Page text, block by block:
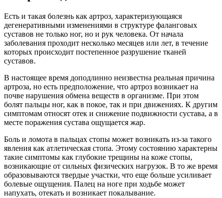
Есть и такая болезнь как артроз, характеризующаяся
дегенеративными изменениями в структуре фаланговых
суставов не только ног, но и рук человека. От начала
заболевания проходит несколько месяцев или лет, в течение
которых происходит постепенное разрушение тканей
суставов.
В настоящее время доподлинно неизвестна реальная причина
артроза, но есть предположение, что артроз возникает на
почве нарушения обмена веществ в организме. При этом
болят пальцы ног, как в покое, так и при движениях. К другим
симптомам относят отек и снижение подвижности сустава, а в
месте поражения сустава ощущается жар.
Боль и ломота в пальцах стопы может возникать из-за такого
явления как атлетическая стопа. Этому состоянию характерны
такие симптомы как глубокие трещины на коже стопы,
возникающие от сильных физических нагрузок. В то же время
образовываются твердые участки, что еще больше усиливает
болевые ощущения. Палец на ноге при ходьбе может
напухать, отекать и возникает покалывание.